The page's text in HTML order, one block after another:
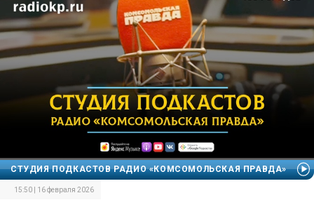
СТУДИЯ ПОДКАСТОВ РАДИО «КОМСОМОЛЬСКАЯ ПРАВДА»
15:50 | 16 февраля 2026